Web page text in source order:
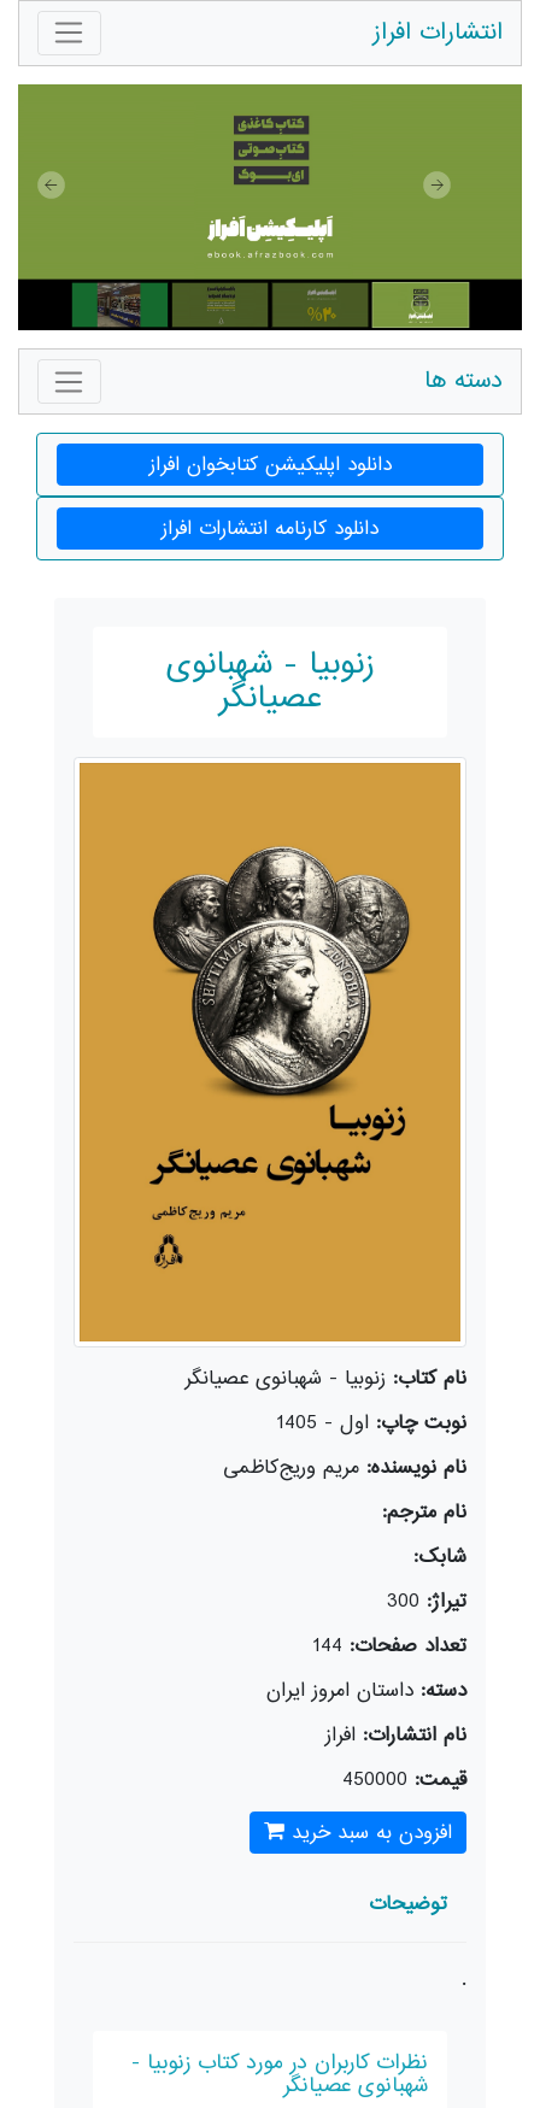
انتشارات افراز
دسته ها
دانلود اپلیکیشن کتابخوان افراز
دانلود کارنامه انتشارات افراز
زنوبیا - شهبانوی
عصیانگر
نام کتاب: زنوبیا - شهبانوی عصیانگر
نوبت چاپ: اول - 1405
نام نویسنده: مریم وریج‌کاظمی
نام مترجم:
شابک:
تیراژ: 300
تعداد صفحات: 144
دسته: داستان امروز ایران
نام انتشارات: افراز
قیمت: 450000
افزودن به سبد خرید
توضیحات
.
نظرات کاربران در مورد کتاب زنوبیا -
شهبانوی عصیانگر